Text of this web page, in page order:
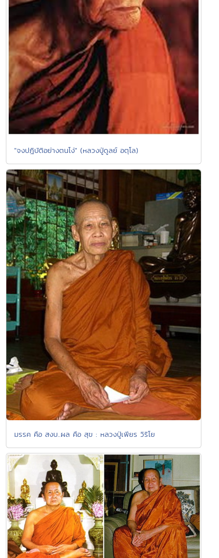
"จงปฎิบัติอย่างตนโง่" (หลวงปู่ดูลย์ อตุโล)
มรรค คือ สงบ..ผล คือ สุข : หลวงปู่เพียร วิริโย